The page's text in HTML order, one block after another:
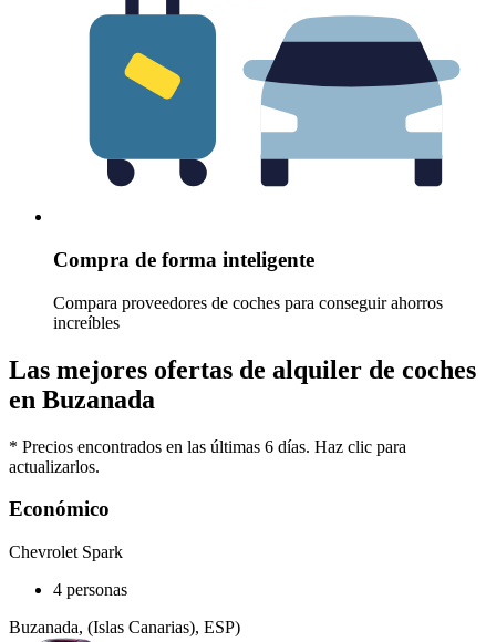
Compra de forma inteligente
Compara proveedores de coches para conseguir ahorros
increíbles
Las mejores ofertas de alquiler de coches
en Buzanada
* Precios encontrados en las últimas 6 días. Haz clic para
actualizarlos.
Económico
Chevrolet Spark
4 personas
Buzanada, (Islas Canarias), ESP)